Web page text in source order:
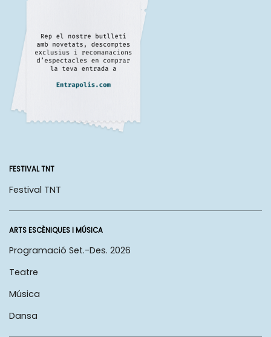
FESTIVAL TNT
Festival TNT
ARTS ESCÈNIQUES I MÚSICA
Programació Set.-Des. 2026
Teatre
Música
Dansa